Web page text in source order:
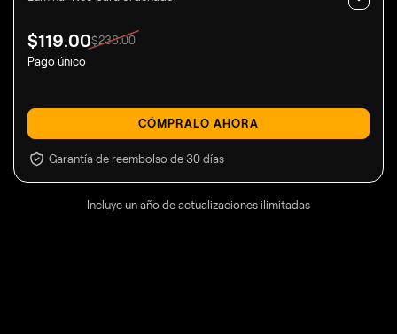
$119 .00$238.00
Pago único
CÓMPRALO AHORA
Garantía de reembolso de 30 días
Incluye un año de actualizaciones ilimitadas